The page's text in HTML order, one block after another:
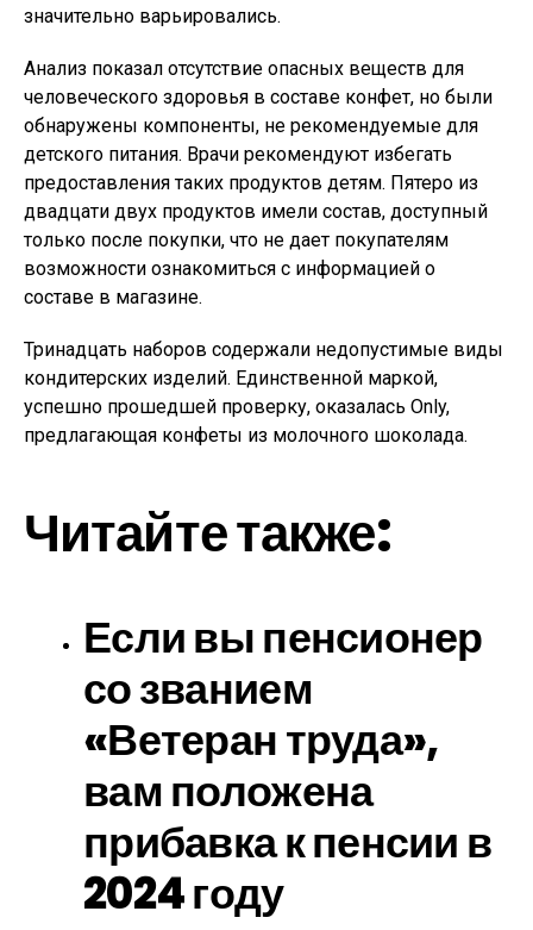
значительно варьировались.
Анализ показал отсутствие опасных веществ для
человеческого здоровья в составе конфет, но были
обнаружены компоненты, не рекомендуемые для
детского питания. Врачи рекомендуют избегать
предоставления таких продуктов детям. Пятеро из
двадцати двух продуктов имели состав, доступный
только после покупки, что не дает покупателям
возможности ознакомиться с информацией о
составе в магазине.
Тринадцать наборов содержали недопустимые виды
кондитерских изделий. Единственной маркой,
успешно прошедшей проверку, оказалась Only,
предлагающая конфеты из молочного шоколада.
Читайте также:
Если вы пенсионер
со званием
«Ветеран труда»,
вам положена
прибавка к пенсии в
2024 году